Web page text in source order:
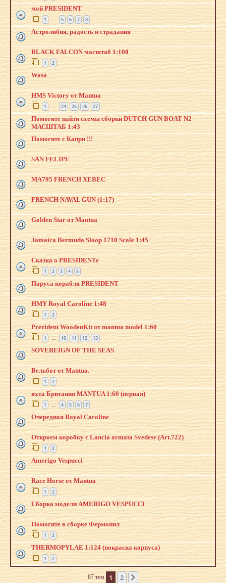
мой PRESIDENT
1 … 5 6 7 8
Астролябия, радость и страдания
BLACK FALCON масштаб 1:100
1 2
Wasa
HMS Victory от Mantua
1 … 24 25 26 27
Помогите найти схемы сборки DUTCH GUN BOAT N2
МАСШТАБ 1:43
Помогите с Капри !!!
SAN FELIPE
MA795 FRENCH XEBEC
FRENCH NAVAL GUN (1:17)
Golden Star от Mantua
Jamaica Bermuda Sloop 1710 Scale 1:45
Сказка о PRESIDENTe
1 2 3 4 5
Паруса корабля PRESIDENT
HMY Royal Caroline 1:48
1 2
Prezident WoodenKit от mantua model 1:60
1 … 10 11 12 13
SOVEREIGN OF THE SEAS
Вельбот от Mantua.
1 2
яхта Британия MАNTUA 1:60 (первая)
1 … 4 5 6 7
Очередная Royal Caroline
Откроем коробку с Lancia armata Svedese (Art.722)
1 2
Amerigo Vespucci
Race Horse от Mantua
1 2
Сборка модели AMERIGO VESPUCCI
Помогите в сборке Фермопил
1 2
THERMOPYLAE 1:124 (покраска корпуса)
1 2
87 тем 1 2 След.